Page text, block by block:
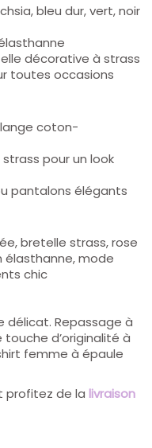
bleu dur, vert, noir
décorative à strass
toutes occasions
coton-
pour un look
pantalons élégants
bretelle strass, rose
élasthanne, mode
chic
délicat. Repassage à
touche d’originalité à
femme à épaule
profitez de la livraison